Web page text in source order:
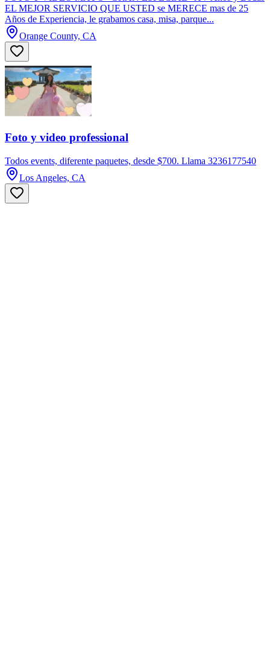
EL MEJOR SERVICIO QUE USTED se MERECE mas de 25
Años de Experiencia, le grabamos casa, misa, parque...
Orange County, CA
Foto y video professional
Todos events, diferente paquetes, desde $700. Llama 3236177540
Los Angeles, CA